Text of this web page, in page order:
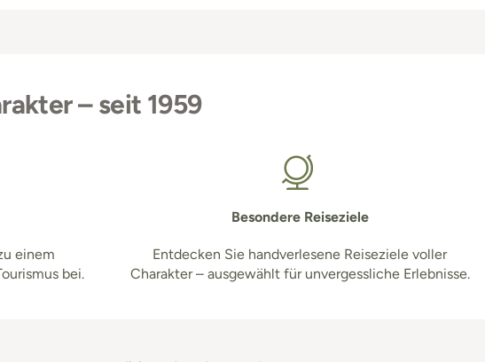
– seit 1959
einem
bei.
Besondere Reiseziele
Entdecken Sie handverlesene Reiseziele voller
Charakter – ausgewählt für unvergessliche Erlebnisse.